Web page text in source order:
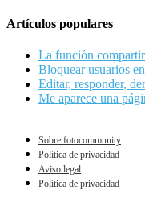
Artículos populares
La función compartir
Bloquear usuarios
Editar, responder,
Me aparece una
Sobre fotocommunity
Política de privacidad
Aviso legal
Política de privacidad